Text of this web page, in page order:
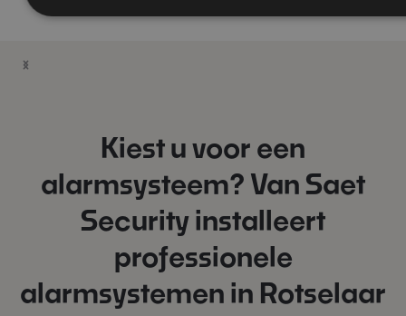
Kiest u voor een
alarmsysteem? Van Saet
Security installeert
professionele
alarmsystemen in Rotselaar